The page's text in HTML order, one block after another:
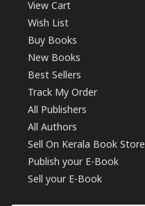
View Cart
Wish List
Buy Books
New Books
Best Sellers
Track My Order
All Publishers
All Authors
Sell On Kerala Book Store
Publish your E-Book
Sell your E-Book